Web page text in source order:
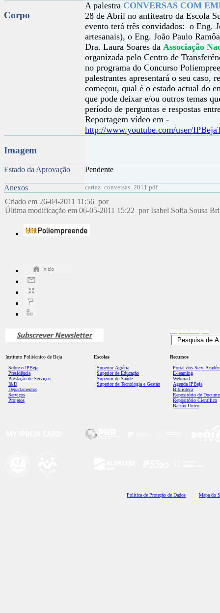
Corpo
A palestra CONVERSAS COM
28 de Abril no anfiteatro da Escola
evento terá três convidados: o Eng.
artesanais), o Eng. João Paulo
Dra. Laura Soares da Associação
organizada pelo Centro de
no programa do Concurso
palestrantes apresentará o seu caso,
começou, qual é o estado actual do
que pode deixar e/ou outros temas
período de perguntas e respostas
Reportagem vídeo em -
http://www.youtube.com/user/
Imagem
Estado da Aprovação Pendente
Anexos cartaz_conversas_2011.pdf
Criado em 26-04-2011 11:56 por
Última modificação em 06-05-2011 15:22 por Isabel Sofia Sousa
Instituto Politécnico de Beja
Sobre o IPBeja
Presidência
Prestação de Serviços
I&D
Departamentos
Serviços
Projetos
Escolas
Superior Agrária
Superior de Educação
Superior de Saúde
Superior de Tecnologia e Gestão
Recursos
Portal dos Serv.
E-learning
Webmail
Agenda IPBeja
Biblioteca
Repositório de
Repositório Científico
Balcão Único
Política de Proteção de Dados Mapa do